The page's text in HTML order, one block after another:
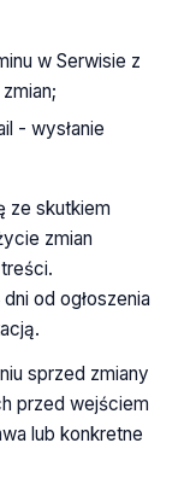
w Serwisie z
- wysłanie
ze skutkiem
zmian
od ogłoszenia
sprzed zmiany
przed wejściem
lub konkretne